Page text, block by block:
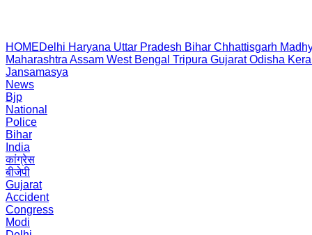
HOMEDelhi Haryana Uttar Pradesh Bihar Chhattisgarh
Maharashtra Assam West Bengal Tripura Gujarat Odisha
Jansamasya
News
Bjp
National
Police
Bihar
India
कांग्रेस
बीजेपी
Gujarat
Accident
Congress
Modi